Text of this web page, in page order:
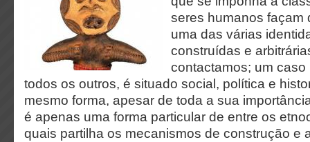
seres humanos façam
uma das várias
construídas e
contactamos; um
todos os outros, é situado social, política e
mesmo forma, apesar de toda a sua
é apenas uma forma particular de entre os
quais partilha os mecanismos de construção e